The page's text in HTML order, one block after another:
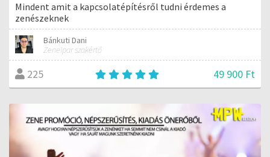
Mindent amit a kapcsolatépítésről tudni érdemes a
zenészeknek
Bánkuti Dani
Zeneipar szakértő
225 49 900 Ft